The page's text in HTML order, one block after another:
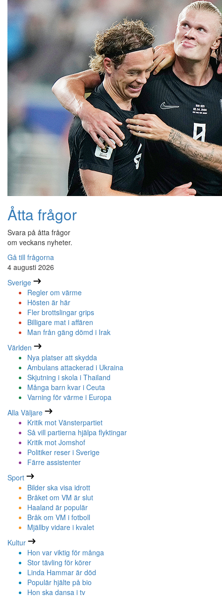
Åtta frågor
Svara på åtta frågor
om veckans nyheter.
Gå till frågorna
4 augusti 2026
Sverige
Regler om värme
Hösten är här
Fler brottslingar grips
Billigare mat i affären
Man från gäng dömd i Irak
Världen
Nya platser att skydda
Ambulans attackerad i Ukraina
Skjutning i skola i Thailand
Många barn kvar i Ceuta
Varning för värme i Europa
Alla Väljare
Kritik mot Vänsterpartiet
Så vill partierna hjälpa flyktingar
Kritik mot Jomshof
Politiker reser i Sverige
Färre assistenter
Sport
Bilder ska visa idrott
Bråket om VM är slut
Haaland är populär
Bråk om VM i fotboll
Mjällby vidare i kvalet
Kultur
Hon var viktig för många
Stor tävling för körer
Linda Hammar är död
Populär hjälte på bio
Hon ska dansa i tv